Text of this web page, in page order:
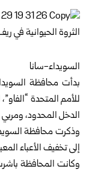
السويداء-سانا
بدأت محافظة
للأمم المتحدة
الدخل المحدود، ومربي
وذكرت محافظة
إلى تخفيف الأعباء
وكانت المحافظة